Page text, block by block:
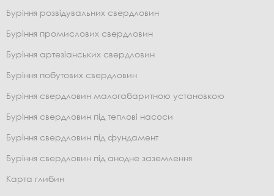
Буріння розвідувальних свердловин
Буріння промислових свердловин
Буріння артезіанських свердловин
Буріння побутових свердловин
Буріння свердловин малогабаритною установкою
Буріння свердловин під теплові насоси
Буріння свердловин під фундамент
Буріння свердловин під анодне заземлення
Карта глибин